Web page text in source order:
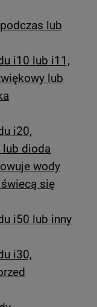
lub
i10 lub i11,
lub
i20,
lub dioda
wody
się
i50 lub inny
i30,